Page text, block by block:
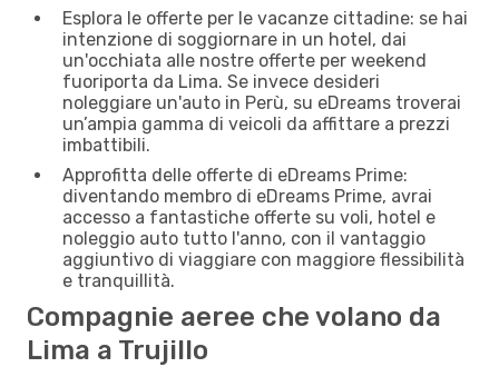
Esplora le offerte per le vacanze cittadine: se hai
intenzione di soggiornare in un hotel, dai
un'occhiata alle nostre offerte per weekend
fuoriporta da Lima. Se invece desideri
noleggiare un'auto in Perù, su eDreams troverai
un’ampia gamma di veicoli da affittare a prezzi
imbattibili.
Approfitta delle offerte di eDreams Prime:
diventando membro di eDreams Prime, avrai
accesso a fantastiche offerte su voli, hotel e
noleggio auto tutto l'anno, con il vantaggio
aggiuntivo di viaggiare con maggiore flessibilità
e tranquillità.
Compagnie aeree che volano da
Lima a Trujillo